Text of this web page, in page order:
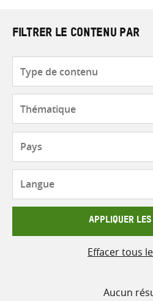
FILTRER LE CONTENU PAR
APPLIQUER LES
Effacer tous
Aucun